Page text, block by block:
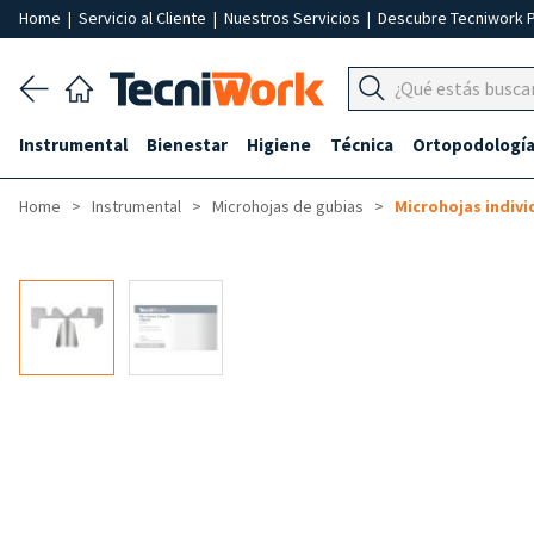
Home | Servicio al Cliente | Nuestros Servicios | Descubre Tecniwork
Instrumental Bienestar Higiene Técnica Ortopodología
Home Instrumental Microhojas de gubias Microhojas